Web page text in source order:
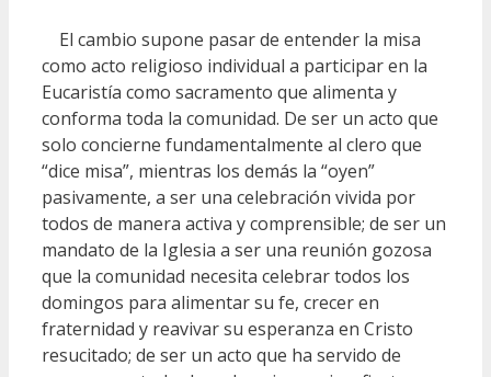
El cambio supone pasar de entender la misa
como acto religioso individual a participar en la
Eucaristía como sacramento que alimenta y
conforma toda la comunidad. De ser un acto que
solo concierne fundamentalmente al clero que
“dice misa”, mientras los demás la “oyen”
pasivamente, a ser una celebración vivida por
todos de manera activa y comprensible; de ser un
mandato de la Iglesia a ser una reunión gozosa
que la comunidad necesita celebrar todos los
domingos para alimentar su fe, crecer en
fraternidad y reavivar su esperanza en Cristo
resucitado; de ser un acto que ha servido de